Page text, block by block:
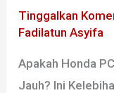
Tinggalkan
Fadilatun Asyifa
Apakah Honda
Jauh? Ini